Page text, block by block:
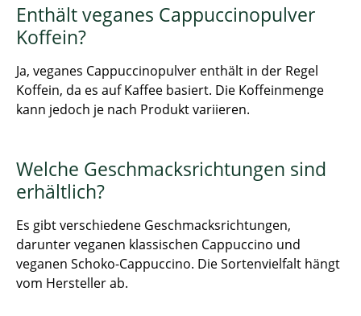
Enthält veganes Cappuccinopulver
Koffein?
Ja, veganes Cappuccinopulver enthält in der Regel
Koffein, da es auf Kaffee basiert. Die Koffeinmenge
kann jedoch je nach Produkt variieren.
Welche Geschmacksrichtungen sind
erhältlich?
Es gibt verschiedene Geschmacksrichtungen,
darunter veganen klassischen Cappuccino und
veganen Schoko-Cappuccino. Die Sortenvielfalt hängt
vom Hersteller ab.